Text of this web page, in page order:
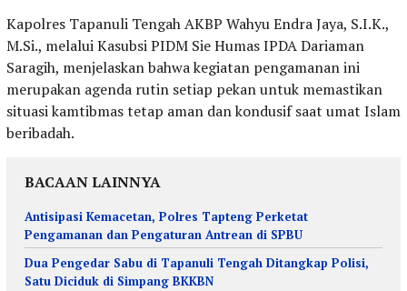
Kapolres Tapanuli Tengah AKBP Wahyu Endra Jaya, S.I.K.,
M.Si., melalui Kasubsi PIDM Sie Humas IPDA Dariaman
Saragih, menjelaskan bahwa kegiatan pengamanan ini
merupakan agenda rutin setiap pekan untuk memastikan
situasi kamtibmas tetap aman dan kondusif saat umat Islam
beribadah.
BACAAN LAINNYA
Antisipasi Kemacetan, Polres Tapteng Perketat
Pengamanan dan Pengaturan Antrean di SPBU
Dua Pengedar Sabu di Tapanuli Tengah Ditangkap Polisi,
Satu Diciduk di Simpang BKKBN